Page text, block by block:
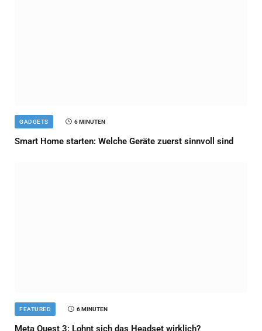
GADGETS 6 MINUTEN
Smart Home starten: Welche Geräte zuerst sinnvoll sind
FEATURED 6 MINUTEN
Meta Quest 3: Lohnt sich das Headset wirklich?